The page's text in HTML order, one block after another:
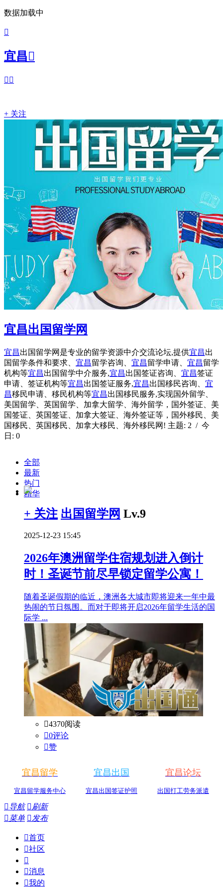
数据加载中

宜昌
 
+ 关注
宜昌出国留学网
宜昌出国留学网是专业的留学资源中介交流论坛,提供宜昌出
国留学条件和要求、 宜昌留学咨询、 宜昌留学申请、 宜昌留学
机构等宜昌出国留学中介服务,宜昌出国签证咨询、 宜昌签证
申请、签证机构等宜昌出国签证服务,宜昌出国移民咨询、 宜
昌移民申请、移民机构等宜昌出国移民服务,实现国外留学、
美国留学、英国留学、加拿大留学、海外留学，国外签证、美
国签证、英国签证、加拿大签证、海外签证等，国外移民、美
国移民、英国移民、加拿大移民、海外移民网! 主题: 2 / 今
日: 0
全部
最新
热门
精华
+ 关注 出国留学网 Lv.9
2025-12-23 15:45
2026年澳洲留学住宿规划进入倒计
时！圣诞节前尽早锁定留学公寓！
随着圣诞假期的临近，澳洲各大城市即将迎来一年中最
热闹的节日氛围。而对于即将开启2026年留学生活的国
际学 ...
4370阅读
0评论
赞
宜昌留学
宜昌留学服务中心
宜昌出国
宜昌出国签证护照
宜昌论坛
出国打工劳务派遣
导航 刷新
菜单 发布
首页
社区

消息
我的